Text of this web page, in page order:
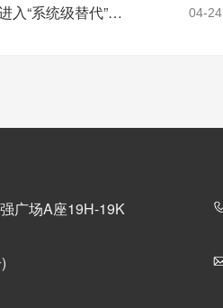
芯片与声学协同破局：国产汽车芯片进入“系统级替代”新阶段 04-24
广场A座19H-19K